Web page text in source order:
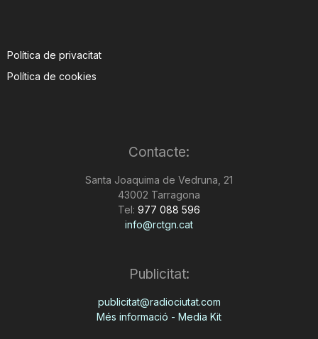
Política de privacitat
Política de cookies
Contacte:
Santa Joaquima de Vedruna, 21
43002 Tarragona
Tel: 977 088 596
info@rctgn.cat
Publicitat:
publicitat@radiociutat.com
Més informació - Media Kit